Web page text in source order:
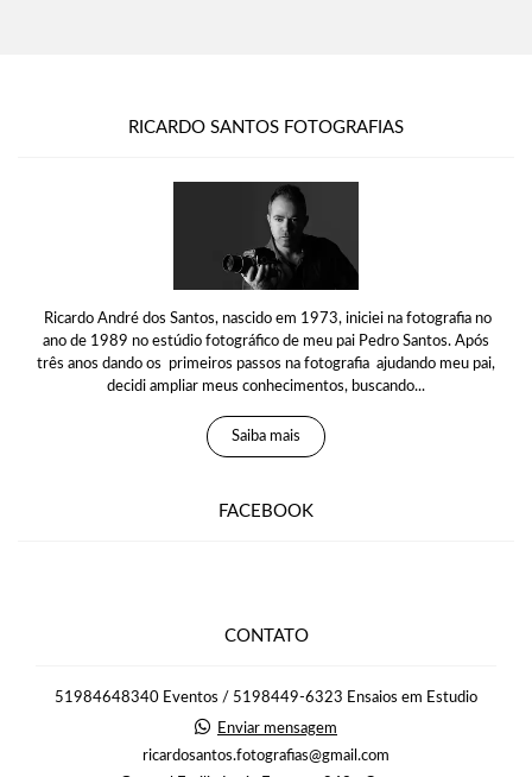
RICARDO SANTOS FOTOGRAFIAS
Ricardo André dos Santos, nascido em 1973, iniciei na fotografia no
ano de 1989 no estúdio fotográfico de meu pai Pedro Santos. Após
três anos dando os primeiros passos na fotografia ajudando meu pai,
decidi ampliar meus conhecimentos, buscando...
Saiba mais
FACEBOOK
CONTATO
51984648340 Eventos / 5198449-6323 Ensaios em Estudio
Enviar mensagem
ricardosantos.fotografias@gmail.com